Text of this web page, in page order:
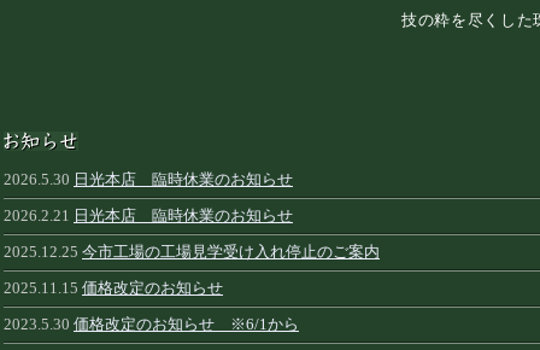
技の粋を尽くした
2026.5.30 日光本店 臨時休業のお知らせ
2026.2.21 日光本店 臨時休業のお知らせ
2025.12.25 今市工場の工場見学受け入れ停止のご案内
2025.11.15 価格改定のお知らせ
2023.5.30 価格改定のお知らせ ※6/1から